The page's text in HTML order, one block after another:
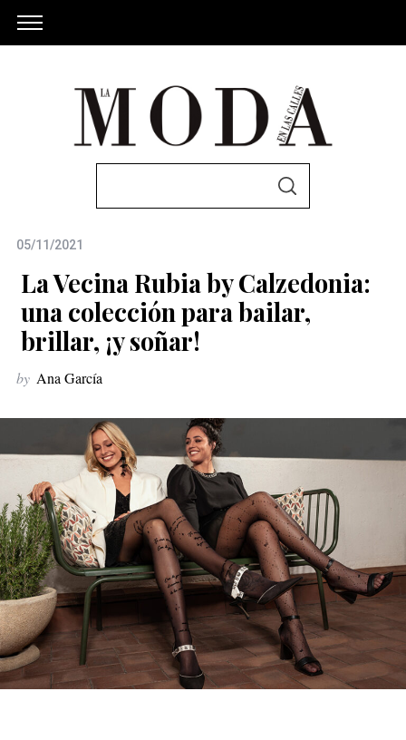
c
h
f
o
r
S
05/11/2021
La Vecina Rubia by Calzedonia:
una colección para bailar,
brillar, ¡y soñar!
by Ana García